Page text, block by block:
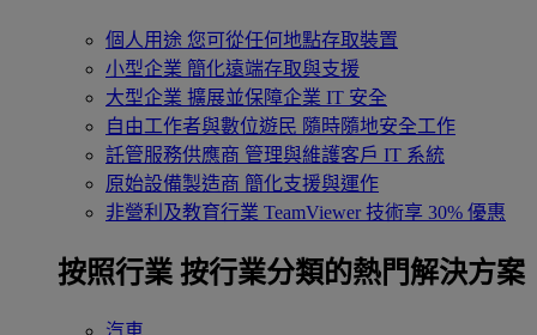
個人用途 您可從任何地點存取裝置
小型企業 簡化遠端存取與支援
大型企業 擴展並保障企業 IT 安全
自由工作者與數位遊民 隨時隨地安全工作
託管服務供應商 管理與維護客戶 IT 系統
原始設備製造商 簡化支援與運作
非營利及教育行業 TeamViewer 技術享 30% 優惠
按照行業 按行業分類的熱門解決方案
汽車